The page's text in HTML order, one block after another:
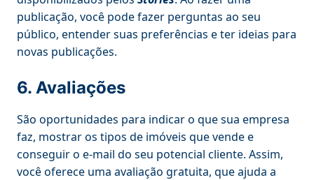
publicação, você pode fazer perguntas ao seu
público, entender suas preferências e ter ideias para
novas publicações.
6. Avaliações
São oportunidades para indicar o que sua empresa
faz, mostrar os tipos de imóveis que vende e
conseguir o e-mail do seu potencial cliente. Assim,
você oferece uma avaliação gratuita, que ajuda a